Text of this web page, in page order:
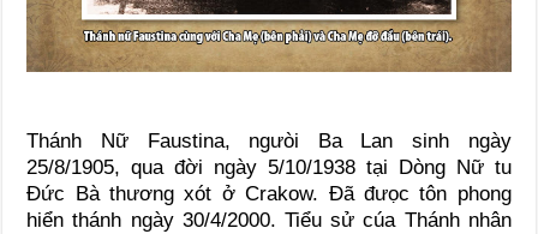
Thánh Nữ Faustina, ngưòi Ba Lan sinh ngày
25/8/1905, qua đời ngày 5/10/1938 tại Dòng Nữ tu
Đức Bà thương xót ở Crakow. Đã đưọc tôn phong
hiển thánh ngày 30/4/2000. Tiểu sử cúa Thánh nhân